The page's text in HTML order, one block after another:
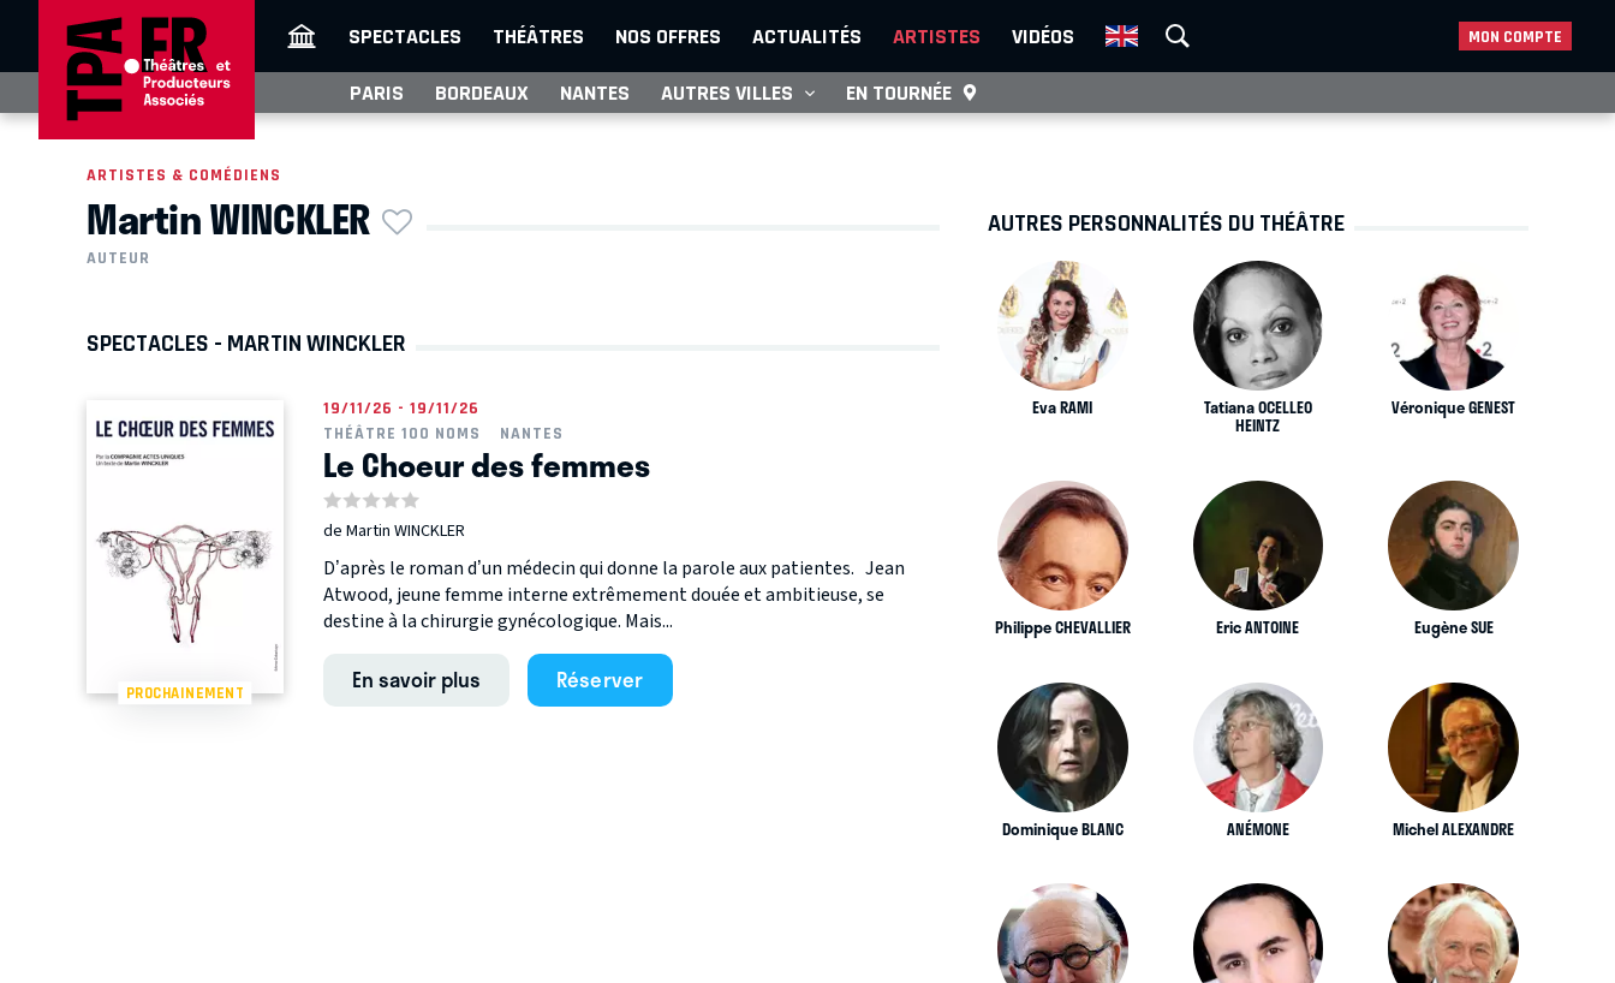
SPECTACLES THÉÂTRES NOS OFFRES ACTUALITÉS ARTISTES VIDÉOS MON COMPTE
PARIS BORDEAUX NANTES AUTRES VILLES EN TOURNÉE
ARTISTES & COMÉDIENS
Martin WINCKLER
AUTEUR
SPECTACLES - MARTIN WINCKLER
PROCHAINEMENT
19/11/26 - 19/11/26
THÉÂTRE 100 NOMS
NANTES
Le Choeur des femmes
de Martin WINCKLER
D’après le roman d’un médecin qui donne la parole aux patientes. Jean
Atwood, jeune femme interne extrêmement douée et ambitieuse, se
destine à la chirurgie gynécologique. Mais...
En savoir plus Réserver
AUTRES PERSONNALITÉS DU THÉÂTRE
Eva RAMI Tatiana OCELLEO
HEINTZ
Véronique GENEST
Philippe CHEVALLIER Eric ANTOINE Eugène SUE
Dominique BLANC ANÉMONE Michel ALEXANDRE